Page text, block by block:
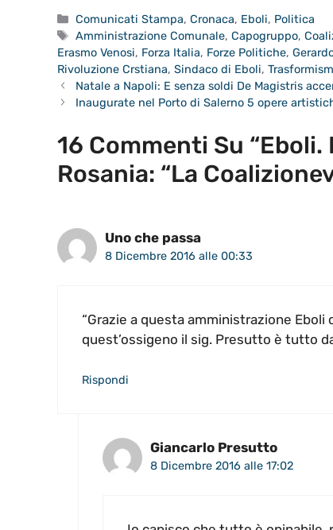
Categorie
Comunicati Stampa,Cronaca, Eboli, Politica
Tag
Amministrazione Comunale,Capogruppo,
Erasmo Venosi, Forza Italia, Forze Politiche,
Rivoluzione Crstiana, Sindaco di Eboli,
Natale a Napoli: E senza soldi De Magistris
Inaugurate nel Porto di Salerno 5 opere
16 Commenti Su
Rosania: “La
Uno che passa
8 Dicembre 2016 alle 00:33
“Grazie a questa amministrazione
quest’ossigeno il sig. Presutto è tutto
Rispondi
Giancarlo Presutto
8 Dicembre 2016 alle 17:02